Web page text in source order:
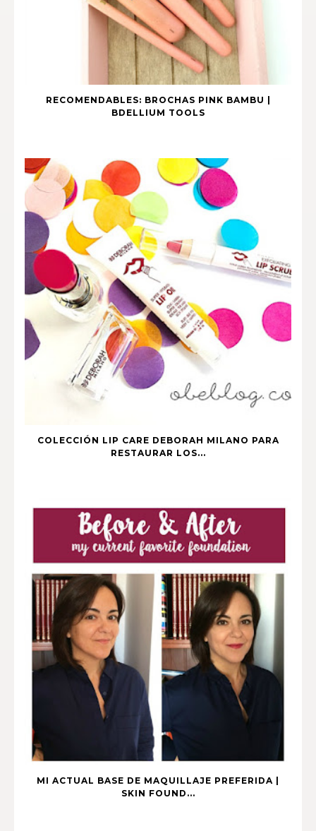
RECOMENDABLES: BROCHAS PINK BAMBU |
BDELLIUM TOOLS
COLECCIÓN LIP CARE DEBORAH MILANO PARA
RESTAURAR LOS...
MI ACTUAL BASE DE MAQUILLAJE PREFERIDA |
SKIN FOUND...